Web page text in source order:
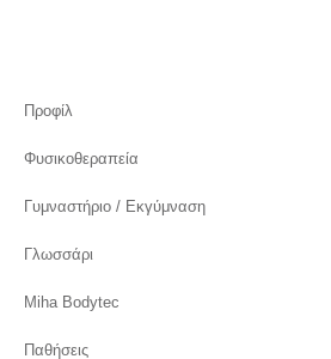
Προφίλ
Φυσικοθεραπεία
Γυμναστήριο / Εκγύμναση
Γλωσσάρι
Miha Bodytec
Παθήσεις